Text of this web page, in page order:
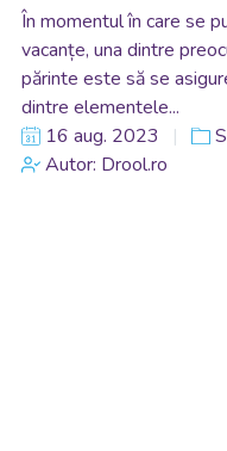
În momentul în care se
vacanțe, una dintre
părinte este să se
dintre elementele...
16 aug. 2023
Autor: Drool.ro